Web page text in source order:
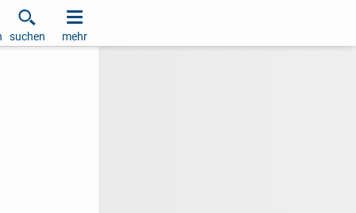
suchen mehr